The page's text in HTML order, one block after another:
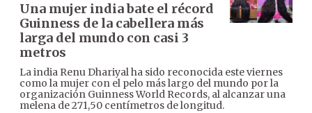
Una mujer india bate el récord
Guinness de la cabellera más
larga del mundo con casi 3
metros
La india Renu Dhariyal ha sido reconocida este viernes
como la mujer con el pelo más largo del mundo por la
organización Guinness World Records, al alcanzar una
melena de 271,50 centímetros de longitud.